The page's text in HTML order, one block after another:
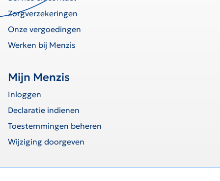
Zorgverzekeringen
Onze vergoedingen
Werken bij Menzis
Mijn Menzis
Inloggen
Declaratie indienen
Toestemmingen beheren
Wijziging doorgeven